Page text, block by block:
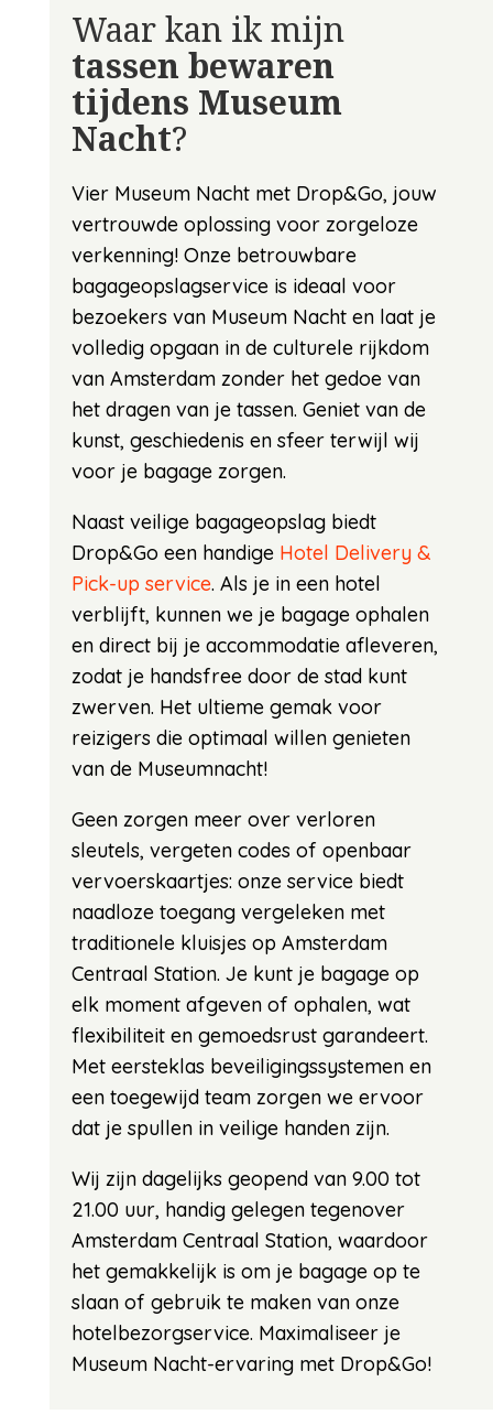
Waar kan ik mijn
tassen bewaren
tijdens Museum
Nacht?
Vier Museum Nacht met Drop&Go, jouw
vertrouwde oplossing voor zorgeloze
verkenning! Onze betrouwbare
bagageopslagservice is ideaal voor
bezoekers van Museum Nacht en laat je
volledig opgaan in de culturele rijkdom
van Amsterdam zonder het gedoe van
het dragen van je tassen. Geniet van de
kunst, geschiedenis en sfeer terwijl wij
voor je bagage zorgen.
Naast veilige bagageopslag biedt
Drop&Go een handige Hotel Delivery &
Pick-up service. Als je in een hotel
verblijft, kunnen we je bagage ophalen
en direct bij je accommodatie afleveren,
zodat je handsfree door de stad kunt
zwerven. Het ultieme gemak voor
reizigers die optimaal willen genieten
van de Museumnacht!
Geen zorgen meer over verloren
sleutels, vergeten codes of openbaar
vervoerskaartjes: onze service biedt
naadloze toegang vergeleken met
traditionele kluisjes op Amsterdam
Centraal Station. Je kunt je bagage op
elk moment afgeven of ophalen, wat
flexibiliteit en gemoedsrust garandeert.
Met eersteklas beveiligingssystemen en
een toegewijd team zorgen we ervoor
dat je spullen in veilige handen zijn.
Wij zijn dagelijks geopend van 9.00 tot
21.00 uur, handig gelegen tegenover
Amsterdam Centraal Station, waardoor
het gemakkelijk is om je bagage op te
slaan of gebruik te maken van onze
hotelbezorgservice. Maximaliseer je
Museum Nacht-ervaring met Drop&Go!